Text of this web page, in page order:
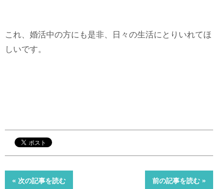
これ、婚活中の方にも是非、日々の生活にとりいれてほ
しいです。
« 次の記事を読む 前の記事を読む »